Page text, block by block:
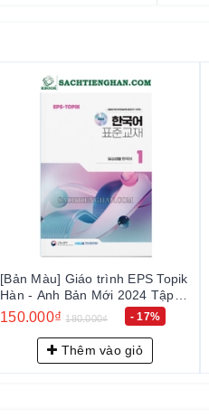
[Bản Màu] Combo Giáo trình
EPS Topik Hàn - Anh Bản Mới
2024 Tập 1+2 - EPS-Topik NEW
한국어 표준교재 1+2 (일상생활
한국어)
300.000₫ 360.000₫ - 17%
Thêm vào giỏ